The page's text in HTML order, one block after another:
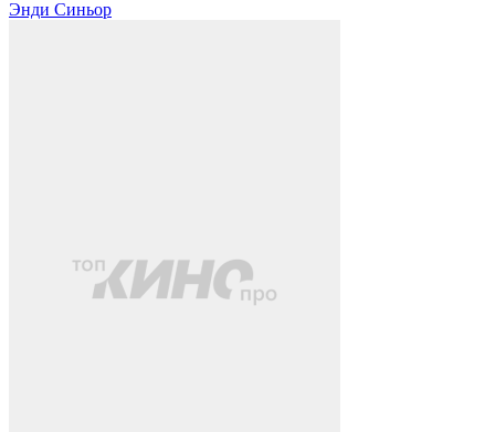
Энди Синьор